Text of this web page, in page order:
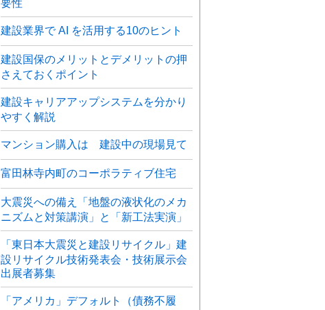
要性
建設業界で AI を活用する10のヒント
建設国保のメリットとデメリットの押
さえておくポイント
建設キャリアアップシステムを分かり
やすく解説
マンション購入は 建設中の現場見て
富田林寺内町のコーポラティブ住宅
大震災への備え「地盤の液状化のメカ
ニズムと対策講演」と「新工法実演」
「東日本大震災と建設リサイクル」建
設リサイクル技術発表会・技術展示会
出展者募集
「アメリカ」デフォルト（債務不履